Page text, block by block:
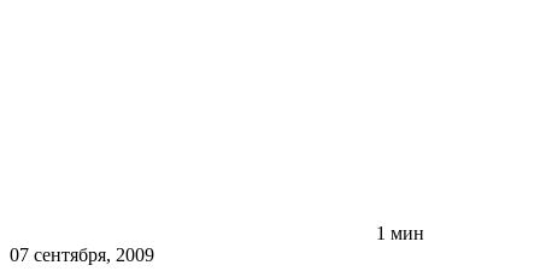
1 мин
07 сентября, 2009